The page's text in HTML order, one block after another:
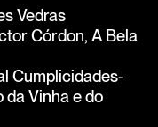
Vedras
Córdon, A Bela
Cumplicidades-
da Vinha e do